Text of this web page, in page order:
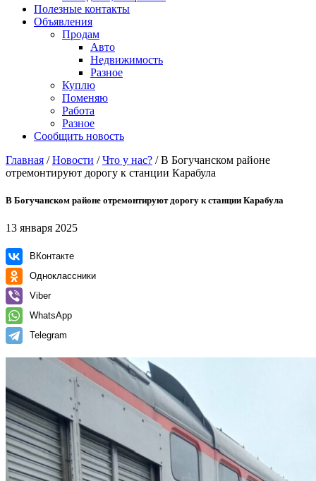
Полезные контакты
Объявления
Продам
Авто
Недвижимость
Разное
Куплю
Поменяю
Работа
Разное
Сообщить новость
Главная /Новости /Что у нас? /В Богучанском районе
отремонтируют дорогу к станции Карабула
В Богучанском районе отремонтируют дорогу к станции Карабула
13 января 2025
ВКонтакте
Одноклассники
Viber
WhatsApp
Telegram